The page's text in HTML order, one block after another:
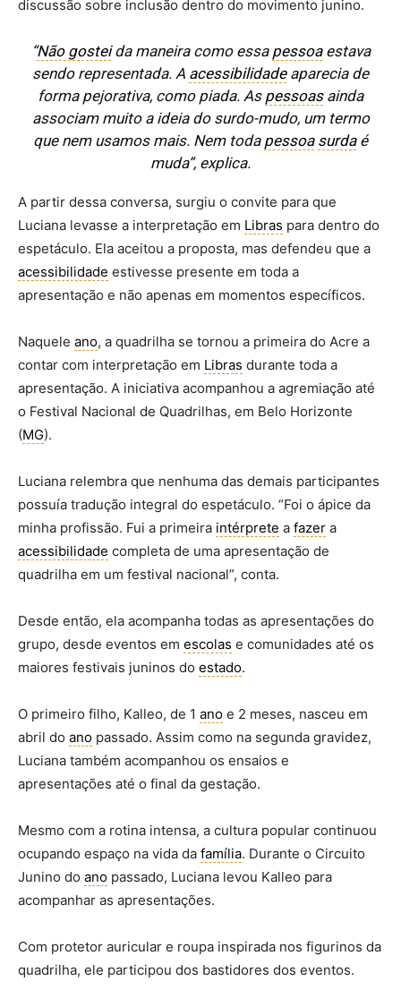
discussão sobre inclusão dentro do movimento junino.
“Não gosteida maneira como essa pessoaestava
sendo representada. A acessibilidadeaparecia de
forma pejorativa, como piada. As pessoasainda
associam muito a ideia do surdo-mudo, um termo
que nem usamos mais. Nem toda pessoa surdaé
muda”, explica.
A partir dessa conversa, surgiu o convite para que
Luciana levasse a interpretação em Libras para dentro do
espetáculo. Ela aceitou a proposta, mas defendeu que a
acessibilidade estivesse presente em toda a
apresentação e não apenas em momentos específicos.
Naquele ano, a quadrilha se tornou a primeira do Acre a
contar com interpretação em Libras durante toda a
apresentação. A iniciativa acompanhou a agremiação até
o Festival Nacional de Quadrilhas, em Belo Horizonte
(MG).
Luciana relembra que nenhuma das demais participantes
possuía tradução integral do espetáculo. “Foi o ápice da
minha profissão. Fui a primeira intérprete a fazer a
acessibilidade completa de uma apresentação de
quadrilha em um festival nacional”, conta.
Desde então, ela acompanha todas as apresentações do
grupo, desde eventos em escolas e comunidades até os
maiores festivais juninos do estado.
O primeiro filho, Kalleo, de 1 ano e 2 meses, nasceu em
abril do ano passado. Assim como na segunda gravidez,
Luciana também acompanhou os ensaios e
apresentações até o final da gestação.
Mesmo com a rotina intensa, a cultura popular continuou
ocupando espaço na vida da família. Durante o Circuito
Junino do ano passado, Luciana levou Kalleo para
acompanhar as apresentações.
Com protetor auricular e roupa inspirada nos figurinos da
quadrilha, ele participou dos bastidores dos eventos.